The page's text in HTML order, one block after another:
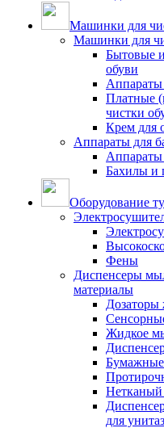
Машинки для
Машинки для
Бытовые
обуви
Аппараты
Платные
чистки
Крем для
Аппараты для
Аппараты
Бахилы и
Оборудование
Фены
Диспенсеры
материалы
Дозаторы
Жидкое
Бумажные
Нетканый
для